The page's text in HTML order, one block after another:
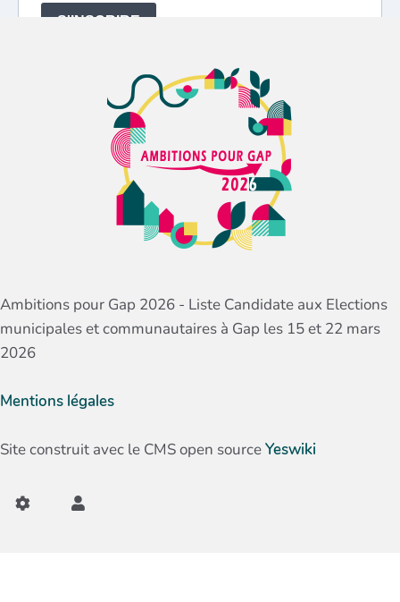
Ambitions pour Gap 2026 - Liste Candidate aux Elections
municipales et communautaires à Gap les 15 et 22 mars
2026
Mentions légales
Site construit avec le CMS open sourceYeswiki